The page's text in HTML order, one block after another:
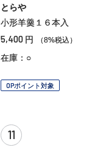
とらや
小形羊羹１６本入
5,400 円 （8%税込）
在庫：○
OPポイント対象
11